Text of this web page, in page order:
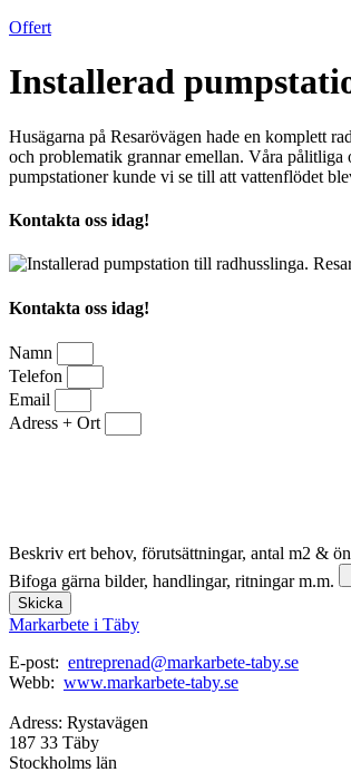
Offert
Installerad
Husägarna på Resarövägen hade en komplett
och problematik grannar emellan. Våra pålitliga
pumpstationer kunde vi se till att vattenflödet
Kontakta oss idag!
Kontakta oss idag!
Namn
Telefon
Email
Adress + Ort
Beskriv ert behov, förutsättningar, antal m2 &
Bifoga gärna bilder, handlingar, ritningar m.m.
Skicka
Markarbete i Täby
E-post: entreprenad@markarbete-taby.se
Webb: www.markarbete-taby.se
Adress: Rystavägen
187 33 Täby
Stockholms län